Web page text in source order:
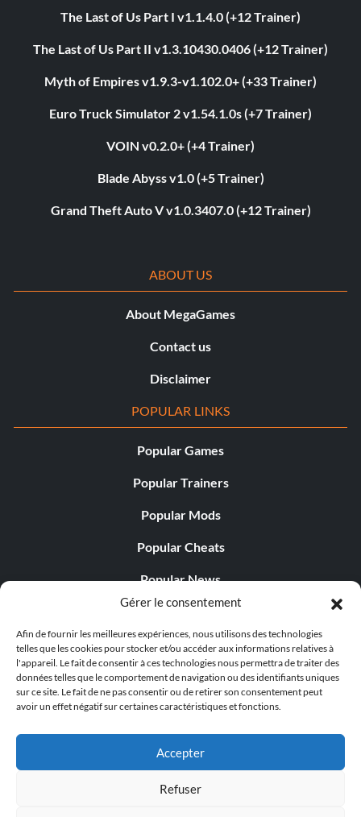
Gérer le consentement
Afin de fournir les meilleures expériences, nous utilisons des technologies
telles que les cookies pour stocker et/ou accéder aux informations relatives à
l'appareil. Le fait de consentir à ces technologies nous permettra de traiter des
données telles que le comportement de navigation ou des identifiants uniques
sur ce site. Le fait de ne pas consentir ou de retirer son consentement peut
avoir un effet négatif sur certaines caractéristiques et fonctions.
Accepter
Refuser
The Last of Us Part I v1.1.4.0 (+12 Trainer)
The Last of Us Part II v1.3.10430.0406 (+12 Trainer)
Myth of Empires v1.9.3-v1.102.0+ (+33 Trainer)
Euro Truck Simulator 2 v1.54.1.0s (+7 Trainer)
VOIN v0.2.0+ (+4 Trainer)
Blade Abyss v1.0 (+5 Trainer)
Grand Theft Auto V v1.0.3407.0 (+12 Trainer)
ABOUT US
About MegaGames
Contact us
Disclaimer
POPULAR LINKS
Popular Games
Popular Trainers
Popular Mods
Popular Cheats
Popular News
Popular Editorials
Popular Free Games
LATEST UPDATES